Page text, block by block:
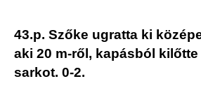
43.p. Szőke ugratta ki
aki 20 m-ről, kapásból
sarkot. 0-2.